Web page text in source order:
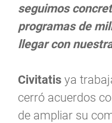
seguimos
programas de
llegar con
Civitatis ya
cerró acuerdos
de ampliar su